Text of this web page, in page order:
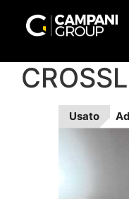
Usato